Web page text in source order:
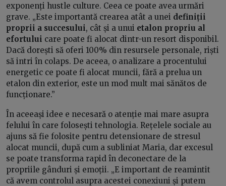
exponenți hustle culture. Ceea ce poate avea urmări
grave. „Este importantă crearea atât a unei definiții
proprii a succesului, cât și a unui etalon propriu al
efortului care poate fi alocat dintr-un resort disponibil.
Dacă dorești să oferi 100% din resursele personale, riști
să intri în colaps. De aceea, o analizare a procentului
energetic ce poate fi alocat muncii, fără a prelua un
etalon din exterior, este un mod mult mai sănătos de
funcționare.”
În aceeași idee e necesară o atenție mai mare asupra
felului în care folosești tehnologia. Rețelele sociale au
ajuns să fie folosite pentru detensionare de stresul
alocat muncii, după cum a subliniat Maria, dar excesul
se poate transforma rapid în deconectare de la
propriile gânduri și emoții. „E important de reamintit
că avem controlul asupra acestei conexiuni și putem